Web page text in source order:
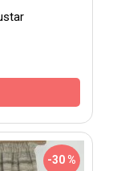
-30 %